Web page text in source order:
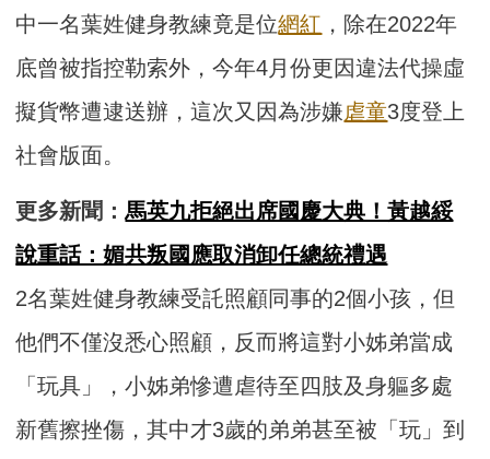
中一名葉姓健身教練竟是位網紅 ，除在2022年
底曾被指控勒索外，今年4月份更因違法代操虛
擬貨幣遭逮送辦，這次又因為涉嫌虐童3度登上
社會版面。
更多新聞：馬英九拒絕出席國慶大典！黃越綏
說重話：媚共叛國應取消卸任總統禮遇
2名葉姓健身教練受託照顧同事的2個小孩，但
他們不僅沒悉心照顧，反而將這對小姊弟當成
「玩具」，小姊弟慘遭虐待至四肢及身軀多處
新舊擦挫傷，其中才3歲的弟弟甚至被「玩」到